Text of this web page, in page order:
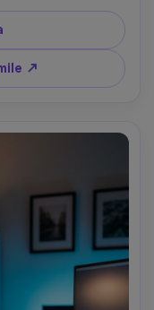
sfocatura del
al neon
da 28 mm, f/2,
di strada, grado
fotoreale- -ar 4:5
↗